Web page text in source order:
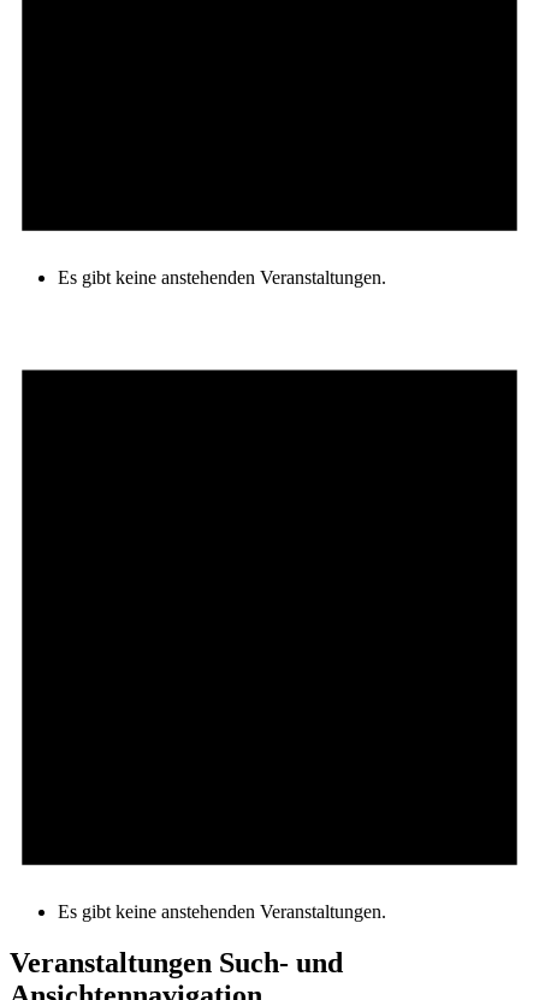
Es gibt keine anstehenden Veranstaltungen.
Es gibt keine anstehenden Veranstaltungen.
Veranstaltungen Such- und